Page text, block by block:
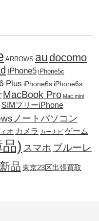
ARROWS au docomo
iPhone5 iPhone5c
Plus iPhone6s iPhone6s
MacBook Pro Mac mini
SIMフリーiPhone
ノートパソコン
オ カメラ カーナビ ゲーム
) スマホ ブルーレ
新品 東京23区出張買取